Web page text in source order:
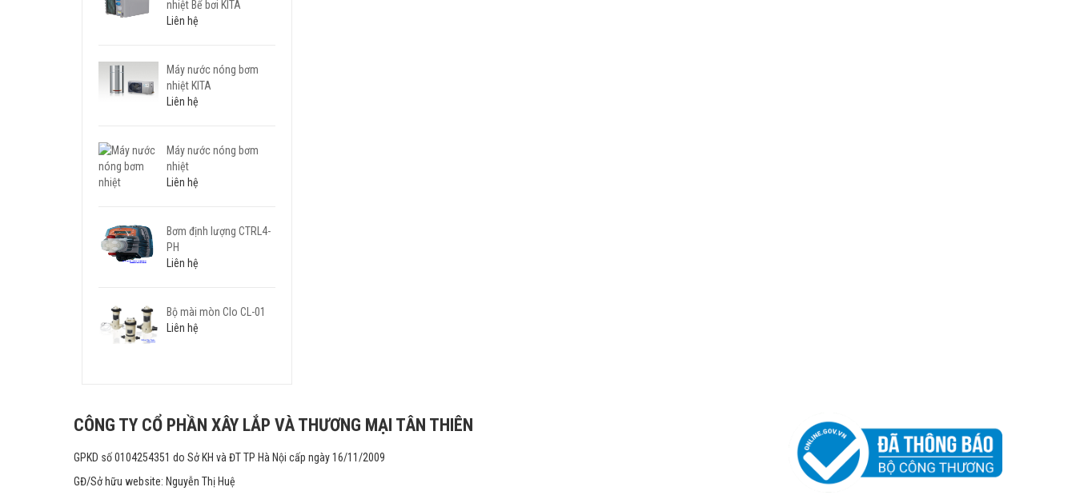
nhiệt Bể bơi KITA
Liên hệ
Máy nước nóng bơm
nhiệt KITA
Liên hệ
Máy nước nóng bơm
nhiệt
Liên hệ
Bơm định lượng CTRL4-
PH
Liên hệ
Bộ mài mòn Clo CL-01
Liên hệ
CÔNG TY CỔ PHẦN XÂY LẮP VÀ THƯƠNG MẠI TÂN THIÊN
GPKD số 0104254351 do Sở KH và ĐT TP Hà Nội cấp ngày 16/11/2009
GĐ/Sở hữu website: Nguyễn Thị Huệ